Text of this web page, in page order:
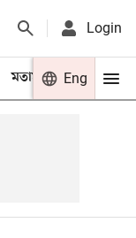
Login
মতামত খেলা
Eng